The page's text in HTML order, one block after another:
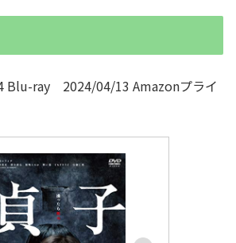
Blu-ray 2024/04/13 Amazonプライ